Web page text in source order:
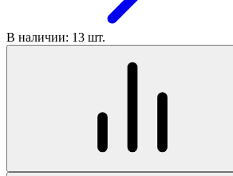
В наличии: 13 шт.